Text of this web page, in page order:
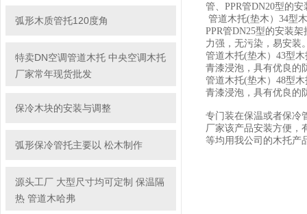
弧形木质管托120度角
特卖DN空调管道木托 中央空调木托
厂家常年现货批发
保冷木块的安装与调整
弧形保冷管托主要以 松木制作
源头工厂 大型尺寸均可定制 保温隔
热 管道木哈弗
管、PPR管DN20型的安
管道木托(垫木）34型
PPR管DN25型的安装架
力强，无污染，易安装
管道木托(垫木）43型
青漆浸泡，具有优良的
管道木托(垫木）48型
青漆浸泡，具有优良的
专门装在保温或者保冷
厂家该产品安装方便，
等均用我公司的木托产